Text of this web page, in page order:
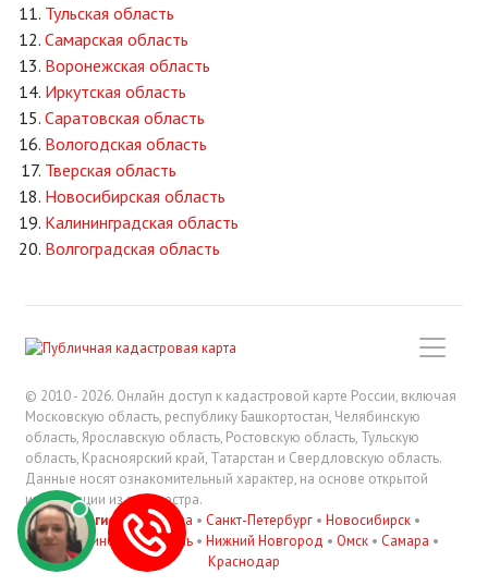
Тульская область
Самарская область
Воронежская область
Иркутская область
Саратовская область
Вологодская область
Тверская область
Новосибирская область
Калининградская область
Волгоградская область
© 2010 - 2026. Онлайн доступ к кадастровой карте России, включая
Московскую область, республику Башкортостан, Челябинскую
область, Ярославскую область, Ростовскую область, Тульскую
область, Красноярский край, Татарстан и Свердловскую область.
Данные носят ознакомительный характер, на основе открытой
информации из росреестра.
В регионах: Москва • Санкт-Петербург • Новосибирск •
Екатеринбург•Казань • Нижний Новгород • Омск • Самара •
Краснодар